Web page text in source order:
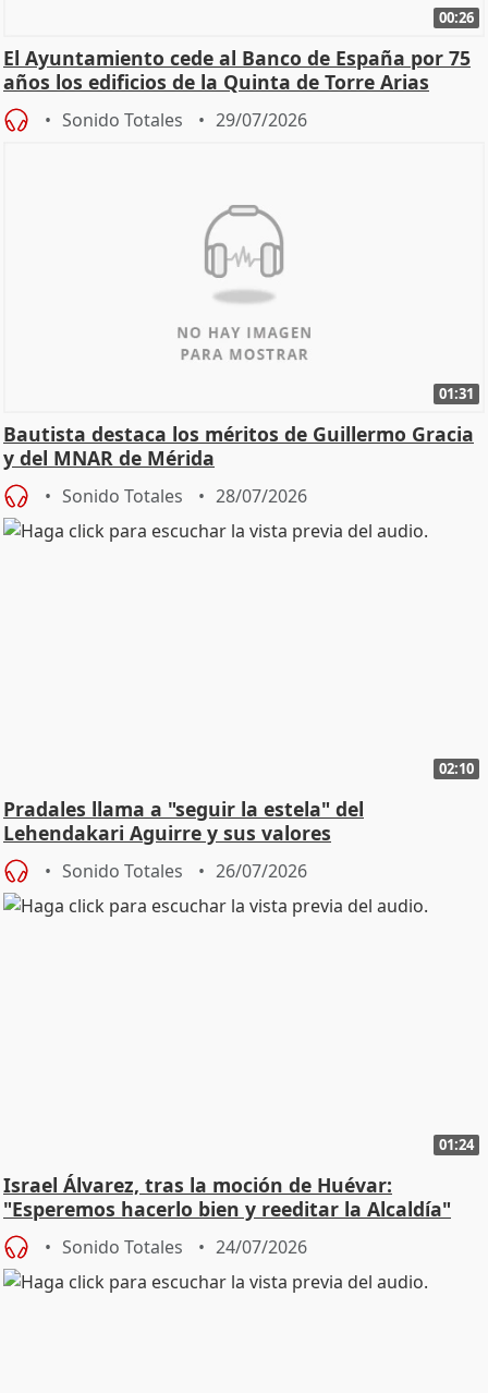
00:26
El Ayuntamiento cede al Banco de España por 75
años los edificios de la Quinta de Torre Arias
Sonido Totales 29/07/2026
01:31
Bautista destaca los méritos de Guillermo Gracia
y del MNAR de Mérida
Sonido Totales 28/07/2026
02:10
Pradales llama a "seguir la estela" del
Lehendakari Aguirre y sus valores
Sonido Totales 26/07/2026
01:24
Israel Álvarez, tras la moción de Huévar:
"Esperemos hacerlo bien y reeditar la Alcaldía"
Sonido Totales 24/07/2026